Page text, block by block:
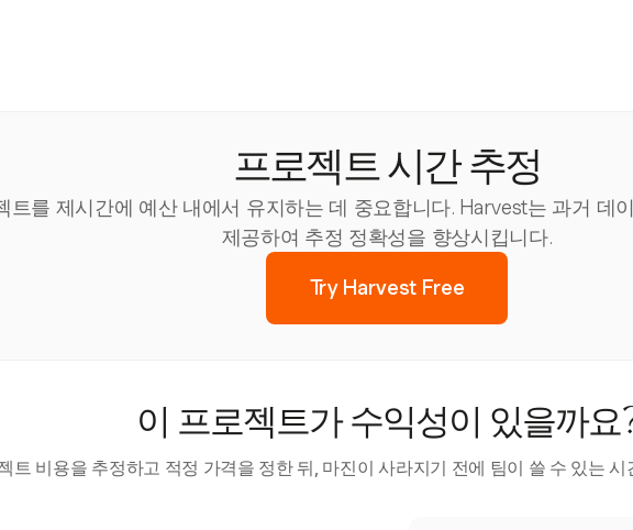
프로젝트 시간 추정
트를 제시간에 예산 내에서 유지하는 데 중요합니다. Harvest는 과거 데
제공하여 추정 정확성을 향상시킵니다.
Try Harvest Free
이 프로젝트가 수익성이 있을까요
트 비용을 추정하고 적정 가격을 정한 뒤, 마진이 사라지기 전에 팀이 쓸 수 있는